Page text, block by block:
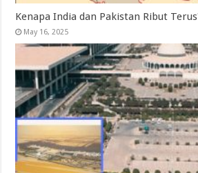
Kenapa India dan Pakistan Ribut
May 16, 2025